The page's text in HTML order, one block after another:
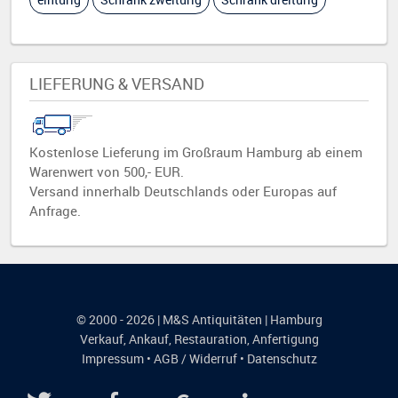
LIEFERUNG & VERSAND
Kostenlose Lieferung im Großraum Hamburg ab einem
Warenwert von 500,- EUR.
Versand innerhalb Deutschlands oder Europas auf
Anfrage.
© 2000 - 2026 | M&S Antiquitäten | Hamburg
Verkauf,Ankauf, Restauration,Anfertigung
Impressum• AGB / Widerruf• Datenschutz